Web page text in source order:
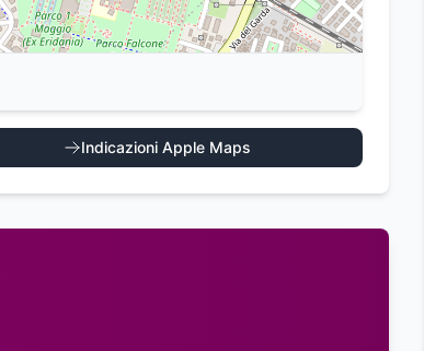
Indicazioni Apple Maps